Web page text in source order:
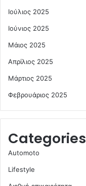
Ιούλιος 2025
Ιούνιος 2025
Μάιος 2025
Απρίλιος 2025
Μάρτιος 2025
Φεβρουάριος 2025
Categories
Automoto
Lifestyle